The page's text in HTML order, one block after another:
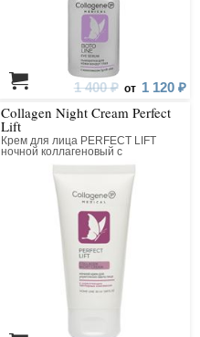
1 400 ₽ от 1 120 ₽
Collagen Night Cream Perfect
Lift
Крем для лица PERFECT LIFT
ночной коллагеновый с
матриксилом